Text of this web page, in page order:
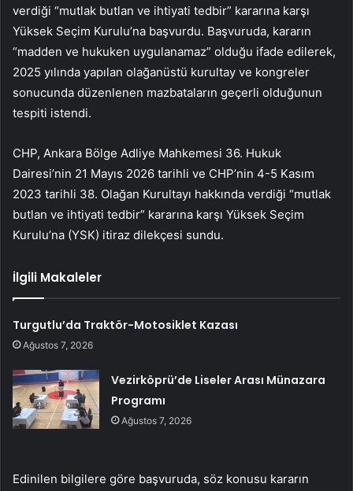
verdiği “mutlak butlan ve ihtiyati tedbir” kararına karşı
Yüksek Seçim Kurulu’na başvurdu. Başvuruda, kararın
“madden ve hukuken uygulanamaz” olduğu ifade edilerek,
2025 yılında yapılan olağanüstü kurultay ve kongreler
sonucunda düzenlenen mazbataların geçerli olduğunun
tespiti istendi.
CHP, Ankara Bölge Adliye Mahkemesi 36. Hukuk
Dairesi’nin 21 Mayıs 2026 tarihli ve CHP’nin 4-5 Kasım
2023 tarihli 38. Olağan Kurultayı hakkında verdiği “mutlak
butlan ve ihtiyati tedbir” kararına karşı Yüksek Seçim
Kurulu’na (YSK) itiraz dilekçesi sundu.
İlgili Makaleler
Turgutlu’da Traktör-Motosiklet Kazası
Ağustos 7, 2026
Vezirköprü’de Liseler Arası Münazara
Programı
Ağustos 7, 2026
Edinilen bilgilere göre başvuruda, söz konusu kararın